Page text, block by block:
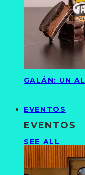
GALÁN: UN
EVENTOS
EVENTOS
SEE ALL